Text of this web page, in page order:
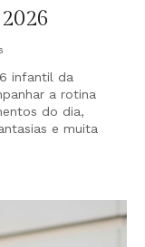
infantil da
a rotina
do dia,
e muita